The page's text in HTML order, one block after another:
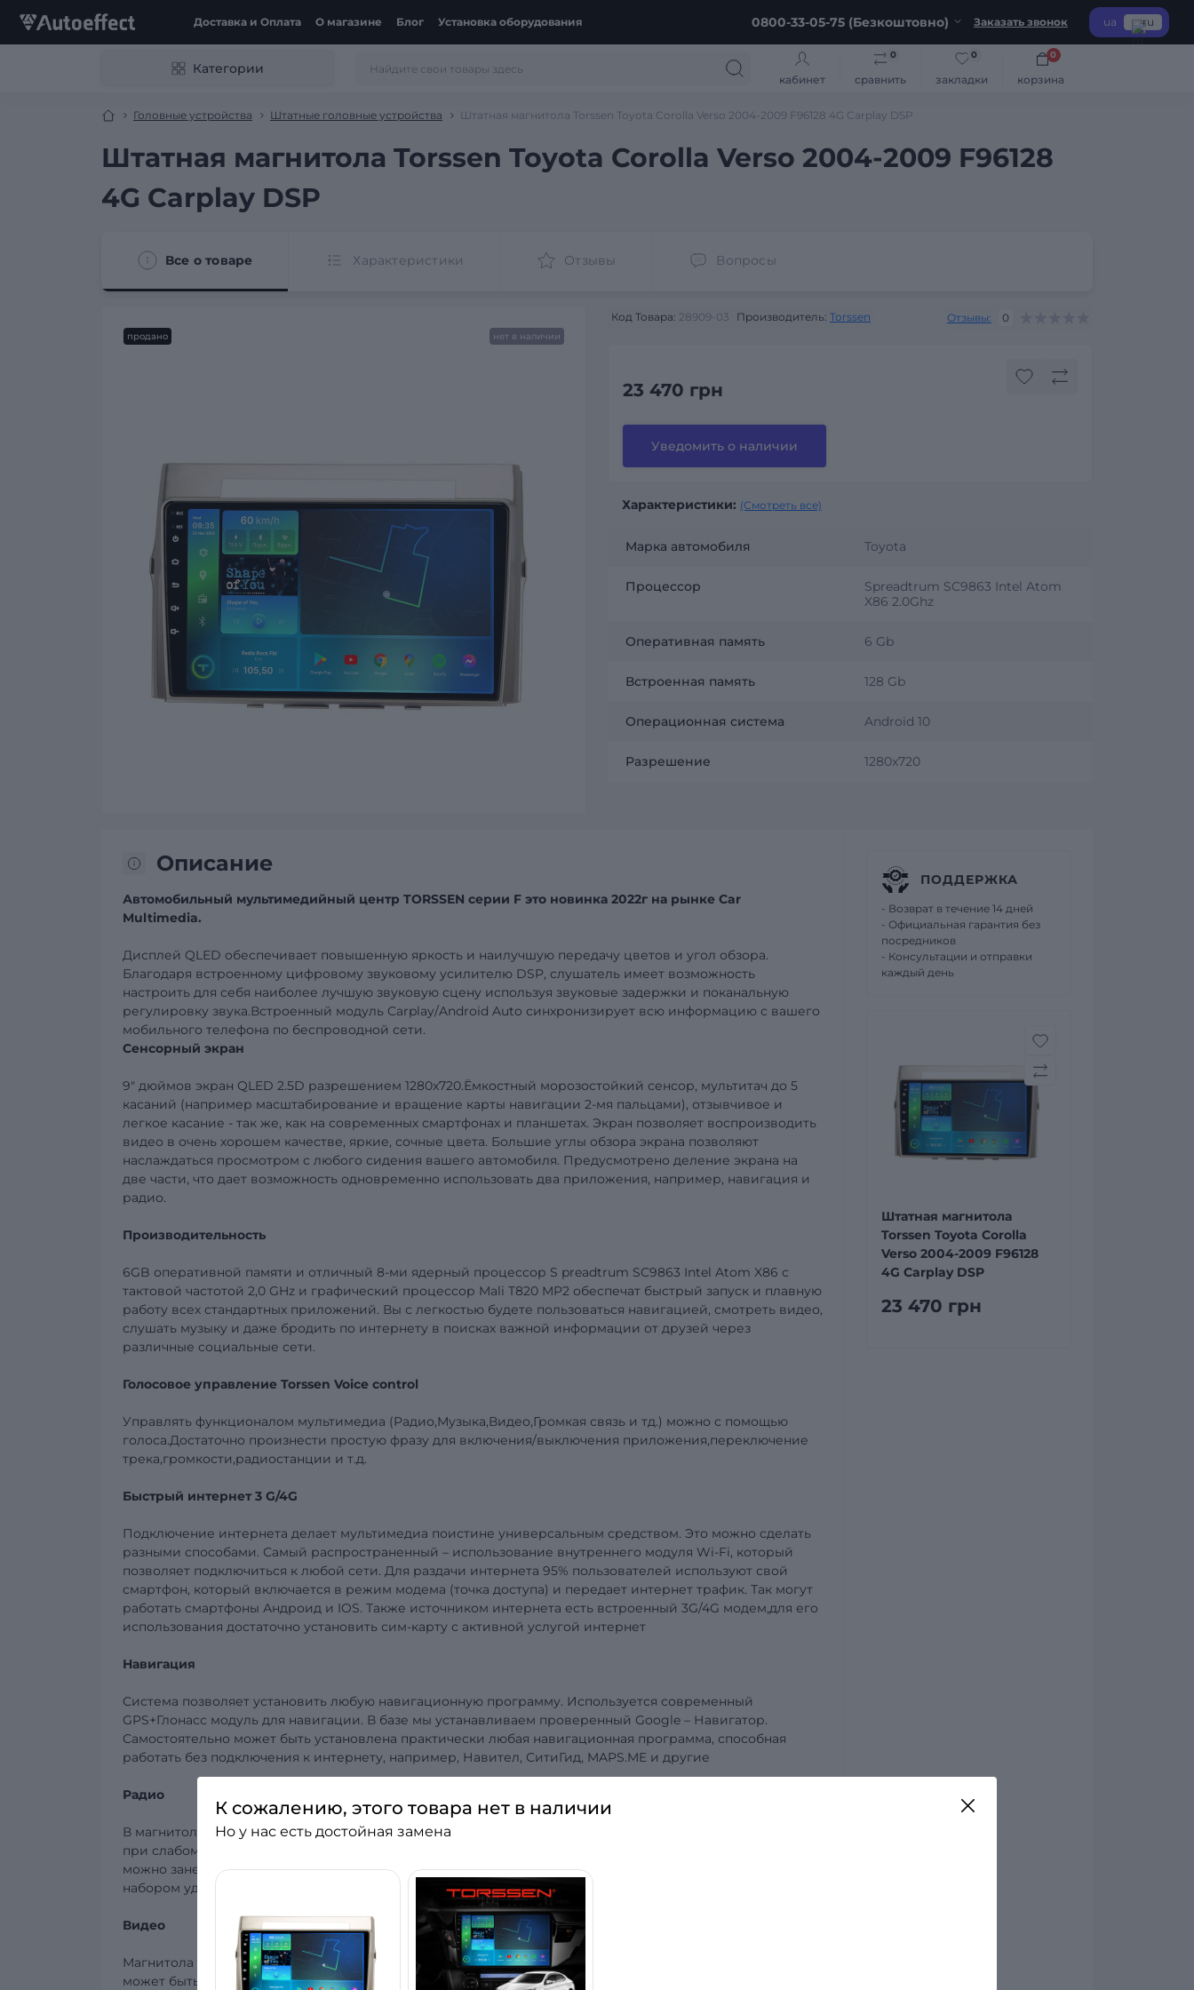
Доставка и Оплата О магазине Блог Установка оборудования 0800-33-05-75 (Безкоштовно) Заказать звонок ua ru
Категории
кабинет сравнить
0
закладки
0
корзина
0
Головные устройства Штатные головные устройства Штатная магнитола Torssen Toyota Corolla Verso 2004-2009 F96128 4G Carplay DSP
Штатная магнитола Torssen Toyota Corolla Verso 2004-2009 F96128
4G Carplay DSP
Все о товаре Характеристики Отзывы Вопросы
продано нет в наличии
Код Товара: 28909-03 Производитель: Torssen Отзывы: 0
23 470 грн
Уведомить о наличии
Характеристики: (Смотреть все)
Марка автомобиля Toyota
Процессор
Spreadtrum SC9863 Intel Atom
X86 2.0Ghz
Оперативная память 6 Gb
Встроенная память 128 Gb
Операционная система Android 10
Разрешение 1280x720
Описание
Автомобильный мультимедийный центр TORSSEN серии F это новинка 2022г на рынке Car
Multimedia.
Дисплей QLED обеспечивает повышенную яркость и наилучшую передачу цветов и угол обзора.
Благодаря встроенному цифровому звуковому усилителю DSP, слушатель имеет возможность
настроить для себя наиболее лучшую звуковую сцену используя звуковые задержки и поканальную
регулировку звука.Встроенный модуль Carplay/Android Auto синхронизирует всю информацию с вашего
мобильного телефона по беспроводной сети.
Сенсорный экран
9" дюймов экран QLED 2.5D разрешением 1280x720.Ёмкостный морозостойкий сенсор, мультитач до 5
касаний (например масштабирование и вращение карты навигации 2-мя пальцами), отзывчивое и
легкое касание - так же, как на современных смартфонах и планшетах. Экран позволяет воспроизводить
видео в очень хорошем качестве, яркие, сочные цвета. Большие углы обзора экрана позволяют
наслаждаться просмотром с любого сидения вашего автомобиля. Предусмотрено деление экрана на
две части, что дает возможность одновременно использовать два приложения, например, навигация и
радио.
Производительность
6GB оперативной памяти и отличный 8-ми ядерный процессор S preadtrum SC9863 Intel Atom X86 с
тактовой частотой 2,0 GHz и графический процессор Mali T820 MP2 обеспечат быстрый запуск и плавную
работу всех стандартных приложений. Вы с легкостью будете пользоваться навигацией, смотреть видео,
слушать музыку и даже бродить по интернету в поисках важной информации от друзей через
различные социальные сети.
Голосовое управление Torssen Voice control
Управлять функционалом мультимедиа (Радио,Музыка,Видео,Громкая связь и тд.) можно с помощью
голоса.Достаточно произнести простую фразу для включения/выключения приложения,переключение
трека,громкости,радиостанции и т.д.
Быстрый интернет3 G/4G
Подключение интернета делает мультимедиа поистине универсальным средством. Это можно сделать
разными способами. Самый распространенный – использование внутреннего модуля Wi-Fi, который
позволяет подключиться к любой сети. Для раздачи интернета 95% пользователей используют свой
смартфон, который включается в режим модема (точка доступа) и передает интернет трафик. Так могут
работать смартфоны Андроид и IOS. Также источником интернета есть встроенный 3G/4G модем,для его
использования достаточно установить сим-карту с активной услугой интернет
Навигация
Система позволяет установить любую навигационную программу. Используется современный
GPS+Глонасс модуль для навигации. В базе мы устанавливаем проверенный Google – Навигатор.
Самостоятельно может быть установлена практически любая навигационная программа, способная
работать без подключения к интернету, например, Навител, СитиГид, MAPS.ME и другие
Радио
В магнитоле используется отличный радио тюнер
при слабом сигнале. Настройка станций производится в автоматическом или ручном режиме. В память
можно занести 18 станций FM и 12 станций AM диапазона. Тюнер снабжен системой RDS, обладающей
набором удобных функций и позволяющей не пропускать важную дорожную информацию.
Видео
Магнитола позволяет воспроизводить различную видеоинформацию
может быть видео через USB, записали фильм, сериал, музыку или мультфильмы для ребенка и
ПОДДЕРЖКА
- Возврат в течение 14 дней
- Официальная гарантия без
посредников
- Консультации и отправки
каждый день
Штатная магнитола
Torssen Toyota Corolla
Verso 2004-2009 F96128
4G Carplay DSP
23 470 грн
К сожалению, этого товара нет в наличии
Но у нас есть достойная замена